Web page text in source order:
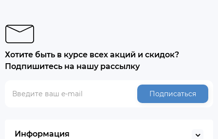
Хотите быть в курсе всех акций и скидок?
Подпишитесь на нашу рассылку
Подписаться
Информация